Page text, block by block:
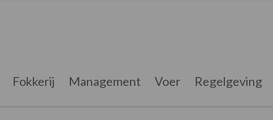
Fokkerij Management Voer Regelgeving